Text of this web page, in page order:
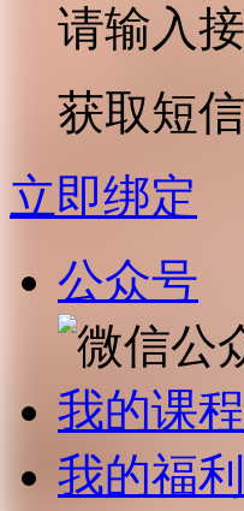
请输入
获取短
立即绑定
公众号
我的课程
我的福利